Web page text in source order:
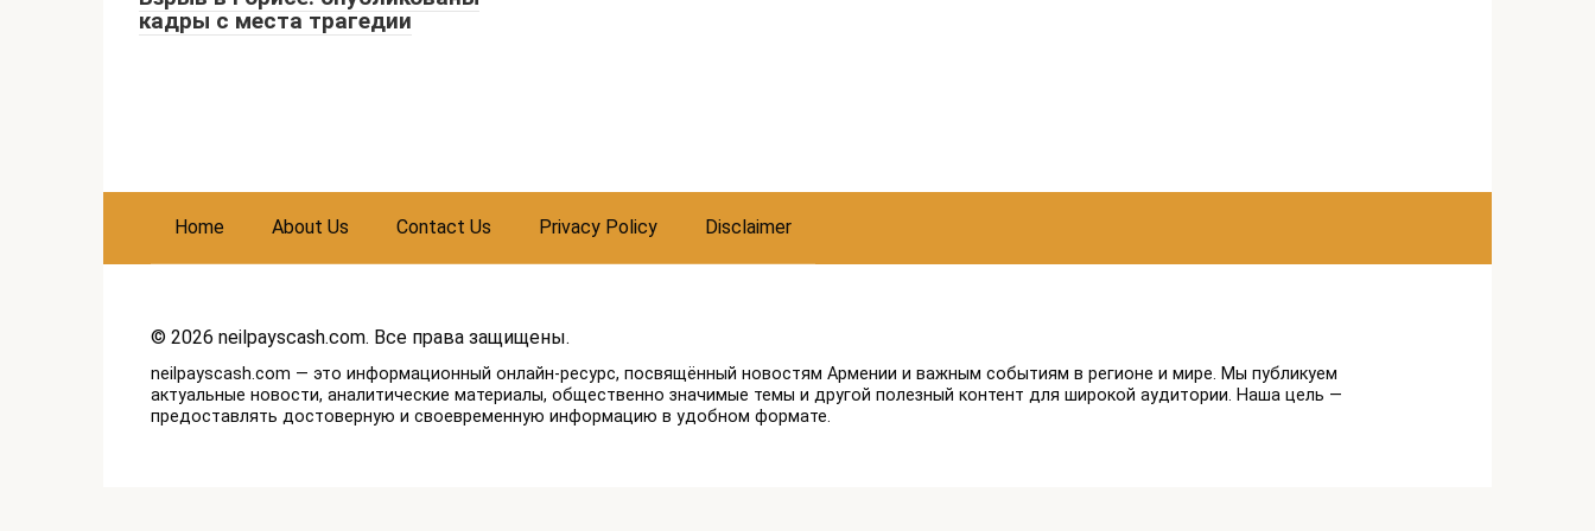
кадры с места трагедии
Home About Us Contact Us Privacy Policy Disclaimer
© 2026 neilpayscash.com. Все права защищены.
neilpayscash.com — это информационный онлайн-ресурс, посвящённый новостям Армении и важным событиям в регионе и мире. Мы публикуем
актуальные новости, аналитические материалы, общественно значимые темы и другой полезный контент для широкой аудитории. Наша цель —
предоставлять достоверную и своевременную информацию в удобном формате.